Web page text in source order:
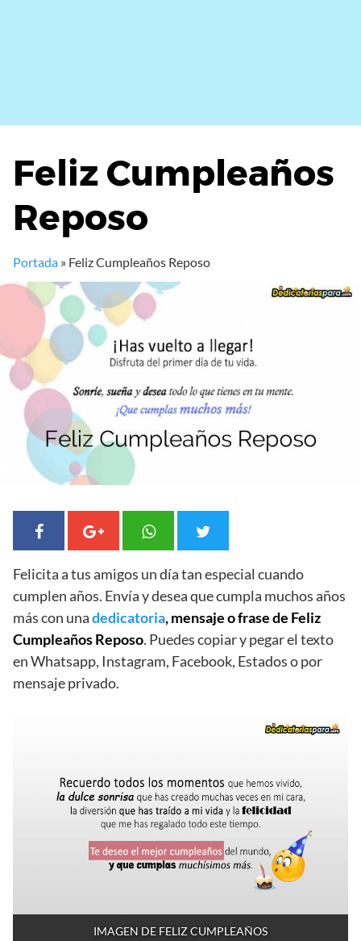
Feliz Cumpleaños
Reposo
Portada » Feliz Cumpleaños Reposo
Felicita a tus amigos un día tan especial cuando
cumplen años. Envía y desea que cumpla muchos años
más con unadedicatoria, mensaje o frase de Feliz
Cumpleaños Reposo. Puedes copiar y pegar el texto
en Whatsapp, Instagram, Facebook, Estados o por
mensaje privado.
IMAGEN DE FELIZ CUMPLEAÑOS